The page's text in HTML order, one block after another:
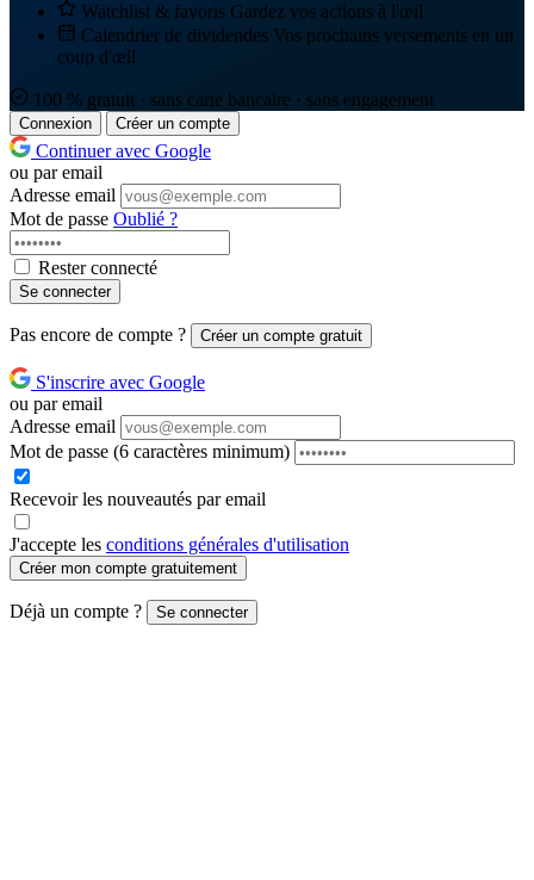
Watchlist & favoris Gardez vos actions à l'œil
Calendrier de dividendes Vos prochains versements en un
coup d'œil
100 % gratuit · sans carte bancaire · sans engagement
Connexion Créer un compte
Continuer avec Google
ou par email
Adresse email
Mot de passe Oublié ?
Rester connecté
Se connecter
Pas encore de compte ? Créer un compte gratuit
S'inscrire avec Google
ou par email
Adresse email
Mot de passe (6 caractères minimum)
Recevoir les nouveautés par email
J'accepte les conditions générales d'utilisation
Créer mon compte gratuitement
Déjà un compte ? Se connecter